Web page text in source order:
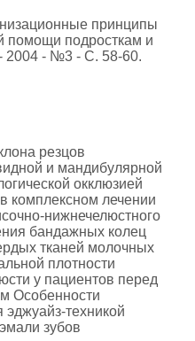
принципы
помощи подросткам и
2004 - №3 - С. 58-60.
резцов
и мандибулярной
окклюзией
комплексном лечении
нижнечелюстного
бандажных колец
тканей молочных
плотности
у пациентов перед
Особенности
эджуайз-техникой
зубов